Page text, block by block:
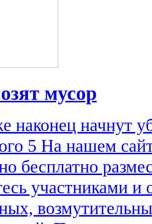
мусор
наконец начнут
5 На нашем
бесплатно
участниками